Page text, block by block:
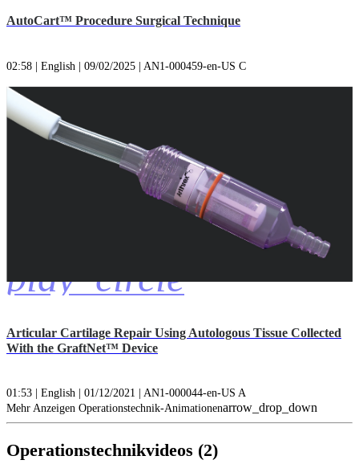
AutoCart™ Procedure Surgical Technique
02:58 | English | 09/02/2025 | AN1-000459-en-US C
play_circle
Articular Cartilage Repair Using Autologous Tissue Collected
With the GraftNet™ Device
01:53 | English | 01/12/2021 | AN1-000044-en-US A
Mehr Anzeigen Operationstechnik-Animationenarrow_drop_down
Operationstechnikvideos (2)